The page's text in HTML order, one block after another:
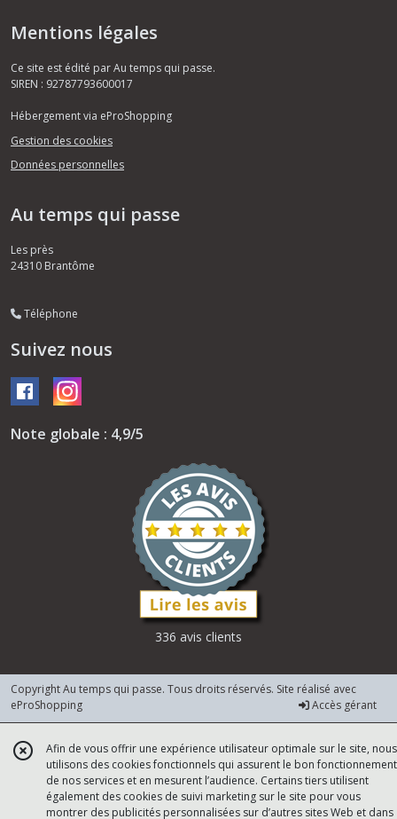
Mentions légales
Ce site est édité par Au temps qui passe.
SIREN : 92787793600017
Hébergement via eProShopping
Gestion des cookies
Données personnelles
Au temps qui passe
Les près
24310 Brantôme
Téléphone
Suivez nous
Note globale : 4,9/5
336 avis clients
Copyright Au temps qui passe. Tous droits réservés. Site réalisé avec
eProShopping
Accès gérant
Afin de vous offrir une expérience utilisateur optimale sur le site, nous
utilisons des cookies fonctionnels qui assurent le bon fonctionnement
de nos services et en mesurent l’audience. Certains tiers utilisent
également des cookies de suivi marketing sur le site pour vous
montrer des publicités personnalisées sur d’autres sites Web et dans